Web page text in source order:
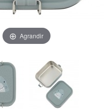
Agrandir